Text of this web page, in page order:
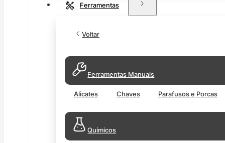
Ferramentas
Voltar
Ferramentas Manuais
Alicates Chaves Parafusos e Porcas
Químicos